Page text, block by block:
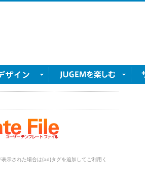
示された場合は{ad}タグを追加してご利用く